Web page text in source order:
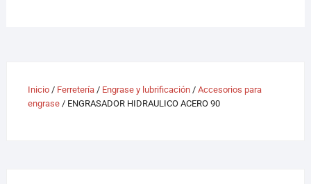
Inicio/ Ferretería/ Engrase y lubrificación/ Accesorios para
engrase/ ENGRASADOR HIDRAULICO ACERO 90